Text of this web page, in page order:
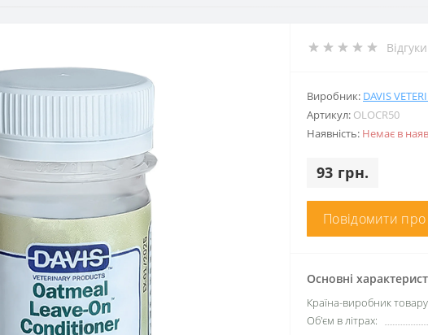
Виробник: DAVIS
Артикул: OLOCR50
Наявність: Немає в
93 грн.
Повідомити про
Основні
Країна-виробник
Об'єм в літрах: